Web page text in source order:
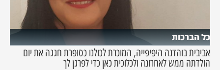
כל הברכות
אביבית בוהדנה היפיפייה, המוכרת לכולנו כסופרת חגגה את יום
הולדתה ממש לאחרונה ולכלוכית כאן כדי לפרגן לך